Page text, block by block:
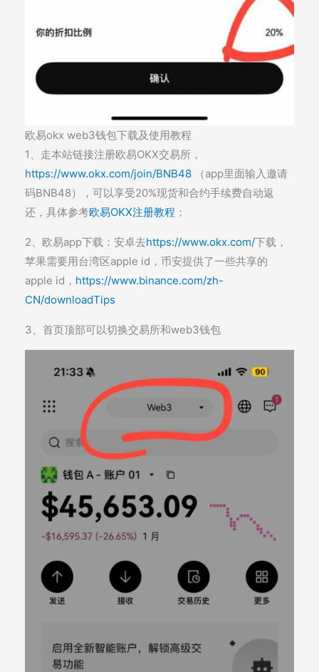
欧易okx web3钱包下载及使用教程
1、走本站链接注册欧易OKX交易所，
https://www.okx.com/join/BNB48 （app里面输入邀请
码BNB48），可以享受20%现货和合约手续费自动返
还，具体参考欧易OKX注册教程 ；
2、欧易app下载：安卓去https://www.okx.com/下载，
苹果需要用台湾区apple id，币安提供了一些共享的
apple id， https://www.binance.com/zh-
CN/downloadTips
3、首页顶部可以切换交易所和web3钱包